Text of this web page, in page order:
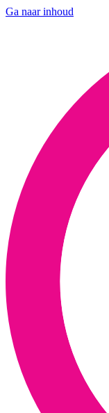
Ga naar inhoud